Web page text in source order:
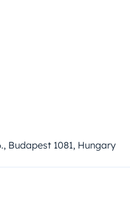
Budapest 1081, Hungary